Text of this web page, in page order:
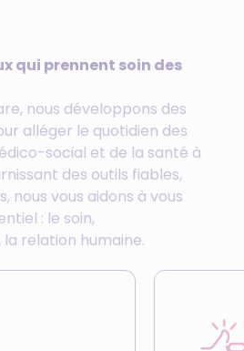
qui prennent soin des
nous développons des
alléger le quotidien des
social et de la santé à
des outils fiables,
nous vous aidons à vous
: le soin,
relation humaine.